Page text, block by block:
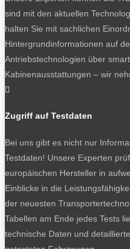
sind mit den aktuellen
halten Sie mit sachlichen
Hintergrundinformationen auf
Antriebstechnologien über
Kabinenausstattungen – wir

Zugriff auf Testdaten
Bei uns gibt es nicht nur
Testdaten! Unsere Experten
europäischen Hersteller in
Einblicke in die
der neuesten
Tabellen am Ende jedes Tests
technische Daten und